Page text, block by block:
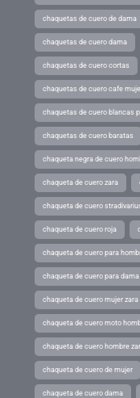
chaquetas de cuero de dama
chaquetas de cuero dama
chaquetas de cuero cortas
chaquetas de cuero cafe
chaquetas de cuero blancas
chaquetas de cuero baratas
chaqueta negra de cuero
chaqueta de cuero zara
chaqueta de cuero
chaqueta de cuero roja
chaqueta de cuero para
chaqueta de cuero para dama
chaqueta de cuero mujer zara
chaqueta de cuero moto
chaqueta de cuero hombre
chaqueta de cuero de mujer
chaqueta de cuero dama